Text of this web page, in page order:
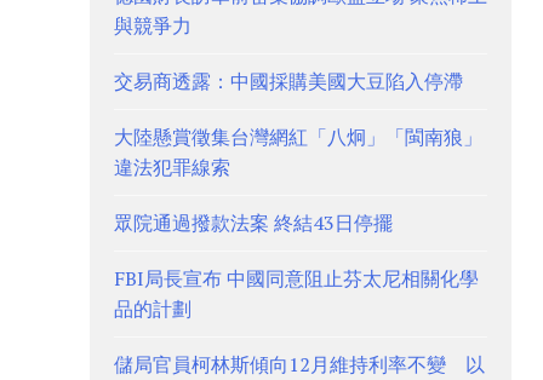
與競爭力
交易商透露：中國採購美國大豆陷入停滯
大陸懸賞徵集台灣網紅「八炯」「閩南狼」
違法犯罪線索
眾院通過撥款法案 終結43日停擺
FBI局長宣布 中國同意阻止芬太尼相關化學
品的計劃
儲局官員柯林斯傾向12月維持利率不變 以